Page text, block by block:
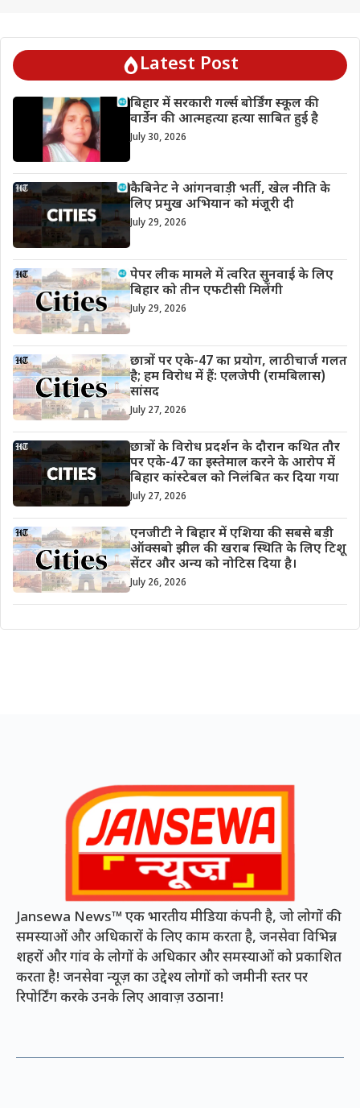
Latest Post
बिहार में सरकारी गर्ल्स बोर्डिंग स्कूल की
वार्डेन की आत्महत्या हत्या साबित हुई है
July 30, 2026
कैबिनेट ने आंगनवाड़ी भर्ती, खेल नीति के
लिए प्रमुख अभियान को मंजूरी दी
July 29, 2026
पेपर लीक मामले में त्वरित सुनवाई के लिए
बिहार को तीन एफटीसी मिलेंगी
July 29, 2026
छात्रों पर एके-47 का प्रयोग, लाठीचार्ज गलत
है; हम विरोध में हैं: एलजेपी (रामबिलास)
सांसद
July 27, 2026
छात्रों के विरोध प्रदर्शन के दौरान कथित तौर
पर एके-47 का इस्तेमाल करने के आरोप में
बिहार कांस्टेबल को निलंबित कर दिया गया
July 27, 2026
एनजीटी ने बिहार में एशिया की सबसे बड़ी
ऑक्सबो झील की खराब स्थिति के लिए टिशू
सेंटर और अन्य को नोटिस दिया है।
July 26, 2026
Jansewa News™ एक भारतीय मीडिया कंपनी है, जो लोगों की
समस्याओं और अधिकारों के लिए काम करता है, जनसेवा विभिन्न
शहरों और गांव के लोगों के अधिकार और समस्याओं को प्रकाशित
करता है! जनसेवा न्यूज़ का उद्देश्य लोगों को जमीनी स्तर पर
रिपोर्टिंग करके उनके लिए आवाज़ उठाना!